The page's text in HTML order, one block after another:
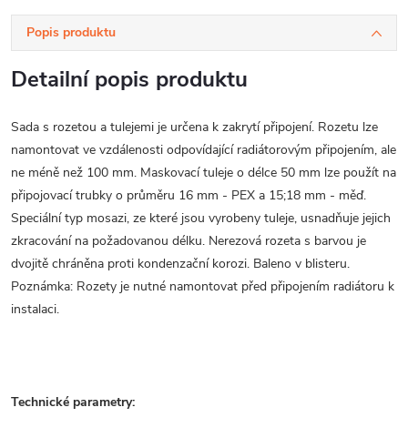
Popis produktu
Detailní popis produktu
Sada s rozetou a tulejemi je určena k zakrytí připojení. Rozetu lze
namontovat ve vzdálenosti odpovídající radiátorovým připojením, ale
ne méně než 100 mm. Maskovací tuleje o délce 50 mm lze použít na
připojovací trubky o průměru 16 mm - PEX a 15;18 mm - měď.
Speciální typ mosazi, ze které jsou vyrobeny tuleje, usnadňuje jejich
zkracování na požadovanou délku. Nerezová rozeta s barvou je
dvojitě chráněna proti kondenzační korozi. Baleno v blisteru.
Poznámka: Rozety je nutné namontovat před připojením radiátoru k
instalaci.
Technické parametry: